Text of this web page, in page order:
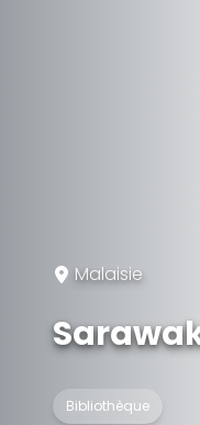
Malaisie
Bibliothèque